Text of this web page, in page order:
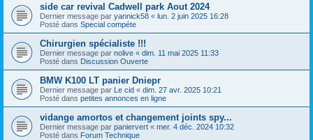
side car revival Cadwell park Aout 2024
Dernier message par yannick58 « lun. 2 juin 2025 16:28
Posté dans Special compéte
Chirurgien spécialiste !!!
Dernier message par nolive « dim. 11 mai 2025 11:33
Posté dans Discussion Ouverte
BMW K100 LT panier Dniepr
Dernier message par Le cid « dim. 27 avr. 2025 10:21
Posté dans petites annonces en ligne
vidange amortos et changement joints spy...
Dernier message par paniervert « mer. 4 déc. 2024 10:32
Posté dans Forum Technique